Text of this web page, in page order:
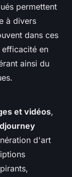
permettent
à divers
dans ces
en
ainsi du
et vidéos,
d'art